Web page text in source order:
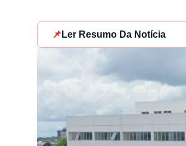
📌 Ler Resumo Da Notícia